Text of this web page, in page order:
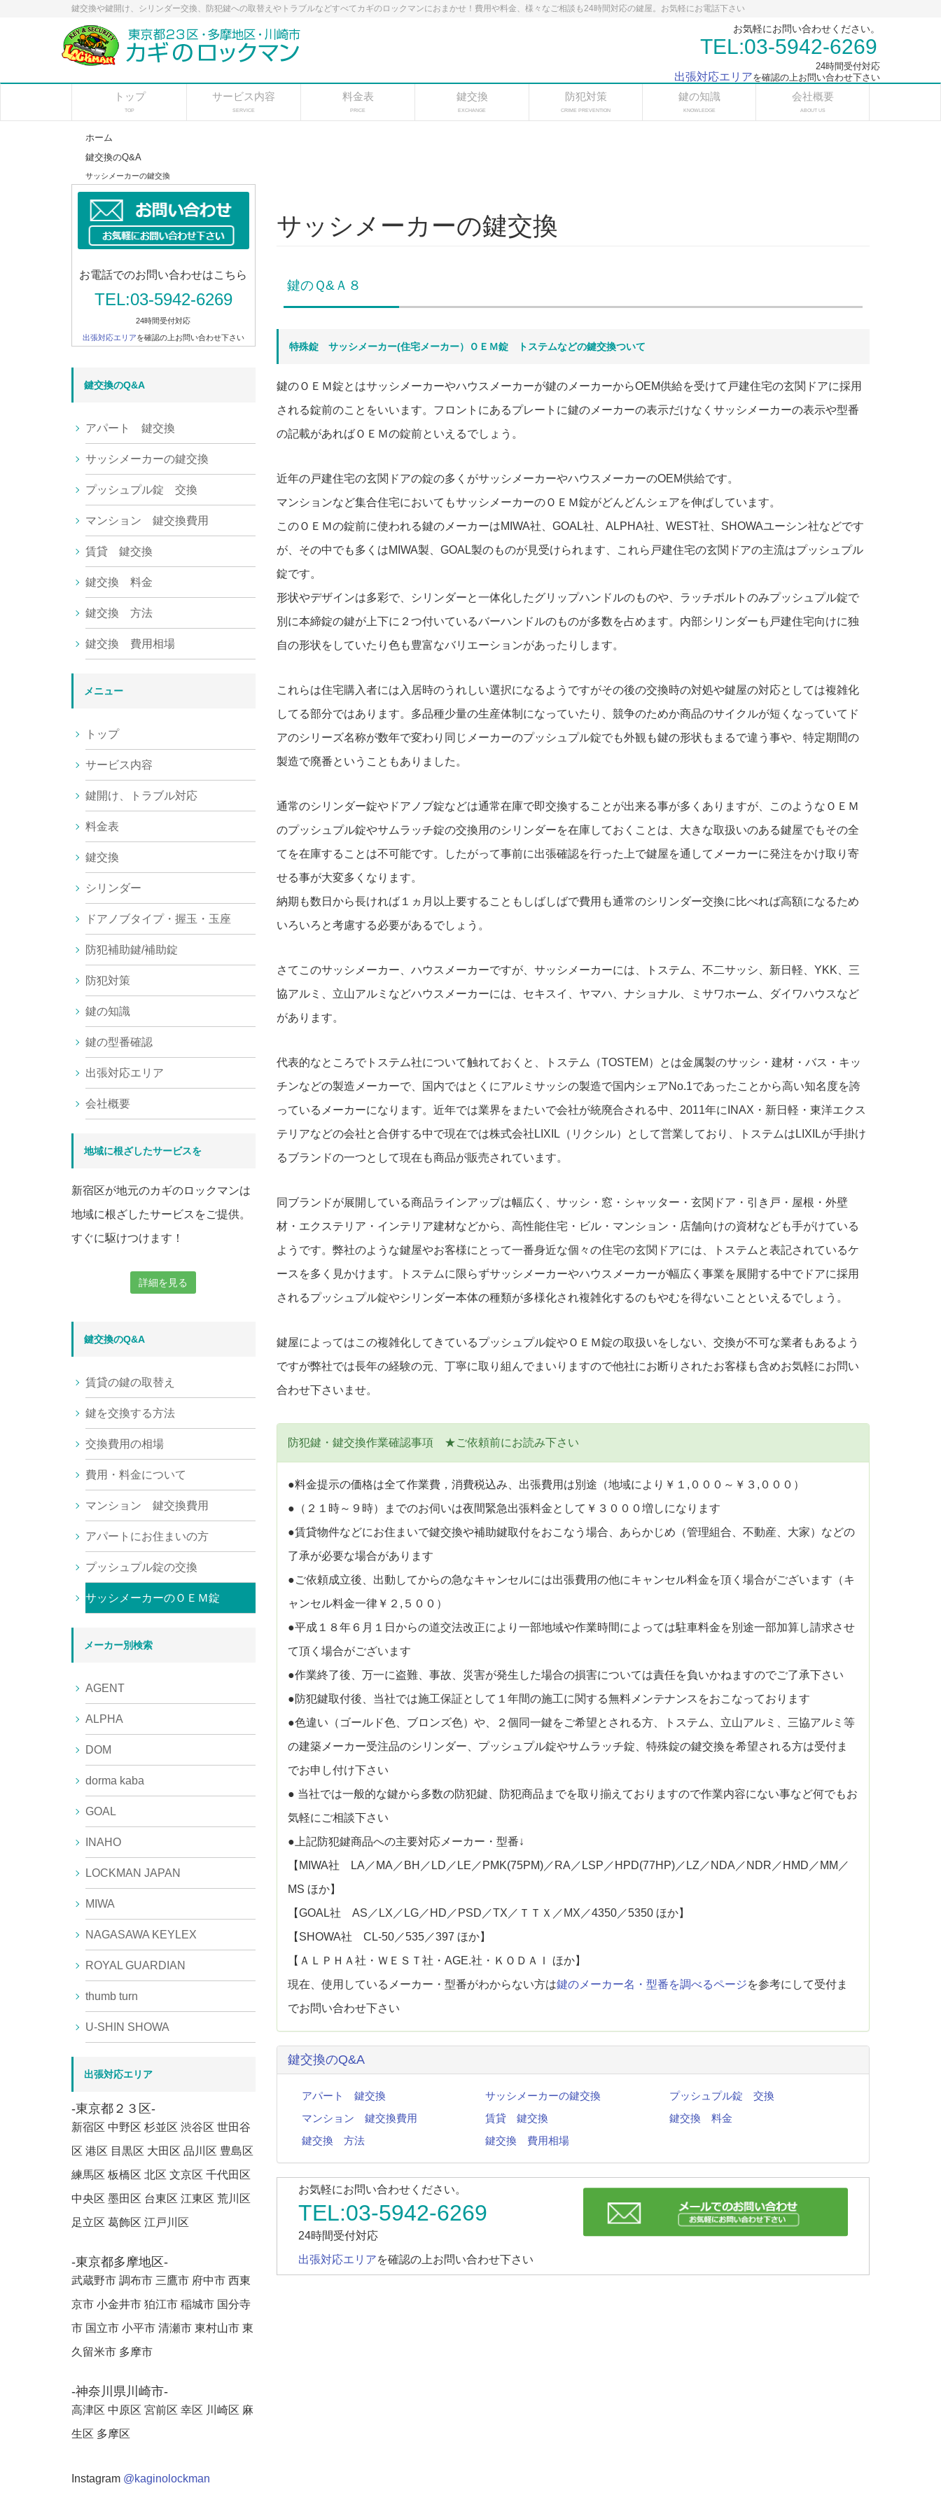
鍵交換や鍵開け、シリンダー交換、防犯鍵への取替えやトラブルなどすべてカギのロックマンにおまかせ！費用や料金、様々なご相談も24時間対応の鍵屋。お気軽にお電話下さい
お気軽にお問い合わせください。
TEL:03-5942-6269
24時間受付対応
出張対応エリアを確認の上お問い合わせ下さい
トップ
TOP
サービス内容
SERVICE
料金表
PRICE
鍵交換
EXCHANGE
防犯対策
CRIME PREVENTION
鍵の知識
KNOWLEDGE
会社概要
ABOUT US
ホーム
鍵交換のQ&A
サッシメーカーの鍵交換
サッシメーカーの鍵交換
鍵のＱ&Ａ８
特殊錠 サッシメーカー(住宅メーカー）ＯＥＭ錠 トステムなどの鍵交換ついて
鍵のＯＥＭ錠とはサッシメーカーやハウスメーカーが鍵のメーカーからOEM供給を受けて戸建住宅の玄関ドアに採用
される錠前のことをいいます。フロントにあるプレートに鍵のメーカーの表示だけなくサッシメーカーの表示や型番
の記載があればＯＥＭの錠前といえるでしょう。
近年の戸建住宅の玄関ドアの錠の多くがサッシメーカーやハウスメーカーのOEM供給です。
マンションなど集合住宅においてもサッシメーカーのＯＥＭ錠がどんどんシェアを伸ばしています。
このＯＥＭの錠前に使われる鍵のメーカーはMIWA社、GOAL社、ALPHA社、WEST社、SHOWAユーシン社などです
が、その中でも多くはMIWA製、GOAL製のものが見受けられます、これら戸建住宅の玄関ドアの主流はプッシュプル
錠です。
形状やデザインは多彩で、シリンダーと一体化したグリップハンドルのものや、ラッチボルトのみプッシュプル錠で
別に本締錠の鍵が上下に２つ付いているバーハンドルのものが多数を占めます。内部シリンダーも戸建住宅向けに独
自の形状をしていたり色も豊富なバリエーションがあったりします。
これらは住宅購入者には入居時のうれしい選択になるようですがその後の交換時の対処や鍵屋の対応としては複雑化
してる部分ではあります。多品種少量の生産体制になっていたり、競争のためか商品のサイクルが短くなっていてド
アのシリーズ名称が数年で変わり同じメーカーのプッシュプル錠でも外観も鍵の形状もまるで違う事や、特定期間の
製造で廃番ということもありました。
通常のシリンダー錠やドアノブ錠などは通常在庫で即交換することが出来る事が多くありますが、このようなＯＥＭ
のプッシュプル錠やサムラッチ錠の交換用のシリンダーを在庫しておくことは、大きな取扱いのある鍵屋でもその全
てを在庫することは不可能です。したがって事前に出張確認を行った上で鍵屋を通してメーカーに発注をかけ取り寄
せる事が大変多くなります。
納期も数日から長ければ１ヵ月以上要することもしばしばで費用も通常のシリンダー交換に比べれば高額になるため
いろいろと考慮する必要があるでしょう。
さてこのサッシメーカー、ハウスメーカーですが、サッシメーカーには、トステム、不二サッシ、新日軽、YKK、三
協アルミ、立山アルミなどハウスメーカーには、セキスイ、ヤマハ、ナショナル、ミサワホーム、ダイワハウスなど
があります。
代表的なところでトステム社について触れておくと、トステム（TOSTEM）とは金属製のサッシ・建材・バス・キッ
チンなどの製造メーカーで、国内ではとくにアルミサッシの製造で国内シェアNo.1であったことから高い知名度を誇
っているメーカーになります。近年では業界をまたいで会社が統廃合される中、2011年にINAX・新日軽・東洋エクス
テリアなどの会社と合併する中で現在では株式会社LIXIL（リクシル）として営業しており、トステムはLIXILが手掛け
るブランドの一つとして現在も商品が販売されています。
同ブランドが展開している商品ラインアップは幅広く、サッシ・窓・シャッター・玄関ドア・引き戸・屋根・外壁
材・エクステリア・インテリア建材などから、高性能住宅・ビル・マンション・店舗向けの資材なども手がけている
ようです。弊社のような鍵屋やお客様にとって一番身近な個々の住宅の玄関ドアには、トステムと表記されているケ
ースを多く見かけます。トステムに限らずサッシメーカーやハウスメーカーが幅広く事業を展開する中でドアに採用
されるプッシュプル錠やシリンダー本体の種類が多様化され複雑化するのもやむを得ないことといえるでしょう。
鍵屋によってはこの複雑化してきているプッシュプル錠やＯＥＭ錠の取扱いをしない、交換が不可な業者もあるよう
ですが弊社では長年の経験の元、丁寧に取り組んでまいりますので他社にお断りされたお客様も含めお気軽にお問い
合わせ下さいませ。
防犯鍵・鍵交換作業確認事項 ★ご依頼前にお読み下さい
●料金提示の価格は全て作業費，消費税込み、出張費用は別途（地域により￥１,０００～￥３,０００）
●（２１時～９時）までのお伺いは夜間緊急出張料金として￥３０００増しになります
●賃貸物件などにお住まいで鍵交換や補助鍵取付をおこなう場合、あらかじめ（管理組合、不動産、大家）などの
了承が必要な場合があります
●ご依頼成立後、出動してからの急なキャンセルには出張費用の他にキャンセル料金を頂く場合がございます（キ
ャンセル料金一律￥２,５００）
●平成１８年６月１日からの道交法改正により一部地域や作業時間によっては駐車料金を別途一部加算し請求させ
て頂く場合がございます
●作業終了後、万一に盗難、事故、災害が発生した場合の損害については責任を負いかねますのでご了承下さい
●防犯鍵取付後、当社では施工保証として１年間の施工に関する無料メンテナンスをおこなっております
●色違い（ゴールド色、ブロンズ色）や、２個同一鍵をご希望とされる方、トステム、立山アルミ、三協アルミ等
の建築メーカー受注品のシリンダー、プッシュプル錠やサムラッチ錠、特殊錠の鍵交換を希望される方は受付ま
でお申し付け下さい
● 当社では一般的な鍵から多数の防犯鍵、防犯商品までを取り揃えておりますので作業内容にない事など何でもお
気軽にご相談下さい
●上記防犯鍵商品への主要対応メーカー・型番↓
【MIWA社 LA／MA／BH／LD／LE／PMK(75PM)／RA／LSP／HPD(77HP)／LZ／NDA／NDR／HMD／MM／
MS ほか】
【GOAL社 AS／LX／LG／HD／PSD／TX／ＴＴＸ／MX／4350／5350 ほか】
【SHOWA社 CL-50／535／397 ほか】
【ＡＬＰＨＡ社・ＷＥＳＴ社・AGE.社・ＫＯＤＡＩ ほか】
現在、使用しているメーカー・型番がわからない方は鍵のメーカー名・型番を調べるページを参考にして受付ま
でお問い合わせ下さい
鍵交換のQ&A
アパート 鍵交換 サッシメーカーの鍵交換
プッシュプル錠 交換
マンション 鍵交換費用
賃貸 鍵交換
鍵交換 料金
鍵交換 方法
鍵交換 費用相場
お気軽にお問い合わせください。
TEL:03-5942-6269
24時間受付対応
出張対応エリアを確認の上お問い合わせ下さい
お電話でのお問い合わせはこちら
TEL:03-5942-6269
24時間受付対応
出張対応エリアを確認の上お問い合わせ下さい
鍵交換のQ&A
アパート 鍵交換
サッシメーカーの鍵交換
プッシュプル錠 交換
マンション 鍵交換費用
賃貸 鍵交換
鍵交換 料金
鍵交換 方法
鍵交換 費用相場
メニュー
トップ
サービス内容
鍵開け、トラブル対応
料金表
鍵交換
シリンダー
ドアノブタイプ・握玉・玉座
防犯補助鍵/補助錠
防犯対策
鍵の知識
鍵の型番確認
出張対応エリア
会社概要
地域に根ざしたサービスを
新宿区が地元のカギのロックマンは
地域に根ざしたサービスをご提供。
すぐに駆けつけます！
詳細を見る
鍵交換のQ&A
賃貸の鍵の取替え
鍵を交換する方法
交換費用の相場
費用・料金について
マンション 鍵交換費用
アパートにお住まいの方
プッシュプル錠の交換
サッシメーカーのＯＥＭ錠
メーカー別検索
AGENT
ALPHA
DOM
dorma kaba
GOAL
INAHO
LOCKMAN JAPAN
MIWA
NAGASAWA KEYLEX
ROYAL GUARDIAN
thumb turn
U-SHIN SHOWA
出張対応エリア
-東京都２３区-
新宿区 中野区 杉並区 渋谷区 世田谷
区 港区 目黒区 大田区 品川区 豊島区
練馬区 板橋区 北区 文京区 千代田区
中央区 墨田区 台東区 江東区 荒川区
足立区 葛飾区 江戸川区
-東京都多摩地区-
武蔵野市 調布市 三鷹市 府中市 西東
京市 小金井市 狛江市 稲城市 国分寺
市 国立市 小平市 清瀬市 東村山市 東
久留米市 多摩市
-神奈川県川崎市-
高津区 中原区 宮前区 幸区 川崎区 麻
生区 多摩区
Instagram @kaginolockman